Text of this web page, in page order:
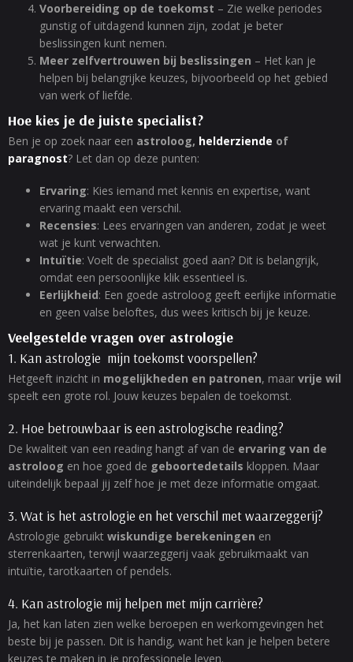
Voorbereiding op de toekomst – Zie welke periodes
gunstig of uitdagend kunnen zijn, zodat je beter
beslissingen kunt nemen.
Meer zelfvertrouwen bij beslissingen – Het kan je
helpen bij belangrijke keuzes, bijvoorbeeld op het gebied
van werk of liefde.
Hoe kies je de juiste specialist?
Ben je op zoek naar een astroloog, helderziende of
paragnost? Let dan op deze punten:
Ervaring: Kies iemand met kennis en expertise, want
ervaring maakt een verschil.
Recensies: Lees ervaringen van anderen, zodat je weet
wat je kunt verwachten.
Intuïtie: Voelt de specialist goed aan? Dit is belangrijk,
omdat een persoonlijke klik essentieel is.
Eerlijkheid: Een goede astroloog geeft eerlijke informatie
en geen valse beloftes, dus wees kritisch bij je keuze.
Veelgestelde vragen over astrologie
1. Kan astrologie mijn toekomst voorspellen?
Hetgeeft inzicht in mogelijkheden en patronen, maar vrije wil
speelt een grote rol. Jouw keuzes bepalen de toekomst.
2. Hoe betrouwbaar is een astrologische reading?
De kwaliteit van een reading hangt af van de ervaring van de
astroloog en hoe goed de geboortedetails kloppen. Maar
uiteindelijk bepaal jij zelf hoe je met deze informatie omgaat.
3. Wat is het astrologie en het verschil met waarzeggerij?
Astrologie gebruikt wiskundige berekeningen en
sterrenkaarten, terwijl waarzeggerij vaak gebruikmaakt van
intuïtie, tarotkaarten of pendels.
4. Kan astrologie mij helpen met mijn carrière?
Ja, het kan laten zien welke beroepen en werkomgevingen het
beste bij je passen. Dit is handig, want het kan je helpen betere
keuzes te maken in je professionele leven.